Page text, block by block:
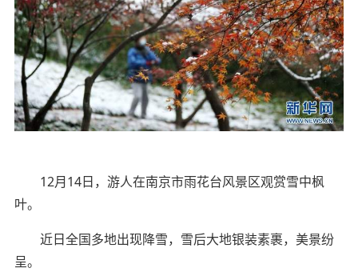
12月14日，游人在南京市雨花台风景区观赏雪中枫
叶。
近日全国多地出现降雪，雪后大地银装素裹，美景纷
呈。